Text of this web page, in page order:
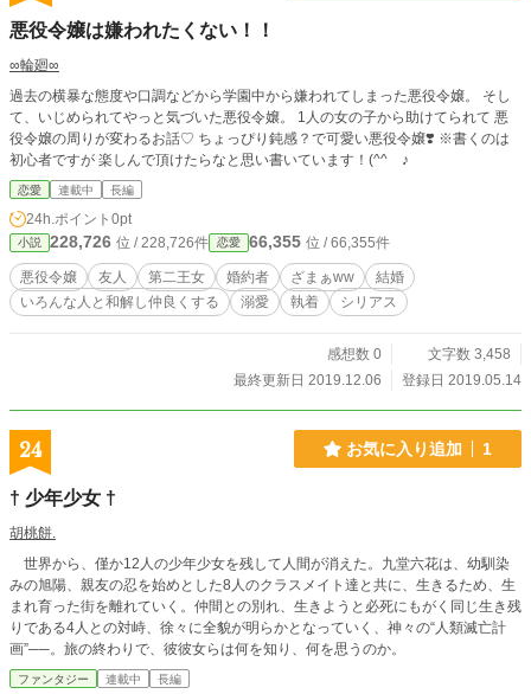
悪役令嬢は嫌われたくない！！
∞輪廻∞
過去の横暴な態度や口調などから学園中から嫌われてしまった悪役令嬢。 そし
て、いじめられてやっと気づいた悪役令嬢。 1人の女の子から助けてられて 悪
役令嬢の周りが変わるお話♡ ちょっぴり鈍感？で可愛い悪役令嬢❣️ ※書くのは
初心者ですが 楽しんで頂けたらなと思い書いています！(^^ゝ♪
恋愛 連載中 長編
24h.ポイント 0pt
小説 228,726 位 / 228,726件 恋愛 66,355 位 / 66,355件
悪役令嬢 友人 第二王女 婚約者 ざまぁww
結婚
いろんな人と和解し仲良くする
溺愛 執着 シリアス
感想数 0
文字数 3,458
最終更新日 2019.12.06
登録日 2019.05.14
24 お気に入り追加 1
† 少年少女 †
胡桃餅.
世界から、僅か12人の少年少女を残して人間が消えた。九堂六花は、幼馴染
みの旭陽、親友の忍を始めとした8人のクラスメイト達と共に、生きるため、生
まれ育った街を離れていく。仲間との別れ、生きようと必死にもがく同じ生き残
りである4人との対峙、徐々に全貌が明らかとなっていく、神々の“人類滅亡計
画”──。旅の終わりで、彼彼女らは何を知り、何を思うのか。
ファンタジー 連載中 長編